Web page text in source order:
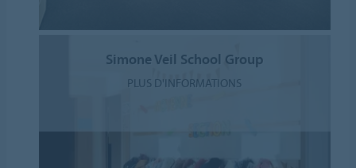
Simone Veil School Group
PLUS D'INFORMATIONS